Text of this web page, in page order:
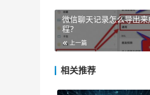
微信聊天记录怎么导出
程？
上一篇
相关推荐